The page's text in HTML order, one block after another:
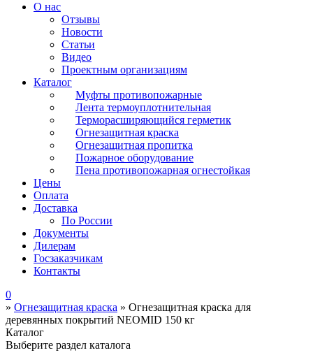
О нас
Отзывы
Новости
Статьи
Видео
Проектным организациям
Каталог
Муфты противопожарные
Лента термоуплотнительная
Терморасширяющийся герметик
Огнезащитная краска
Огнезащитная пропитка
Пожарное оборудование
Пена противопожарная огнестойкая
Цены
Оплата
Доставка
По России
Документы
Дилерам
Госзаказчикам
Контакты
0
» Огнезащитная краска » Огнезащитная краска для
деревянных покрытий NEOMID 150 кг
Каталог
Выберите раздел каталога